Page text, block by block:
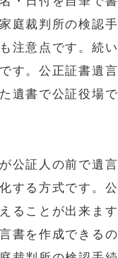
庭裁判所の検認
注意点です。続
す。公正証書遺
遺書で公証役場
公証人の前で遺言
する方式です。
ることが出来ま
書を作成できる